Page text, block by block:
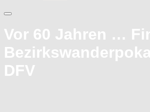
Vor 60 Jahren …
DFV